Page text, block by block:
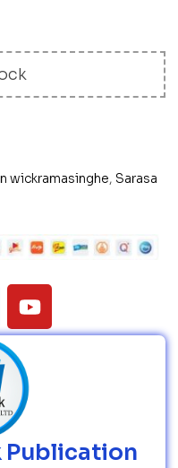
wickramasinghe, Sarasa
Publication